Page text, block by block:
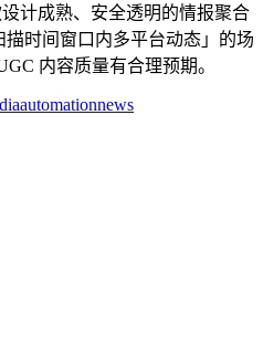
计成熟、安全透明的情报聚合
时间窗口内多平台动态」的场
内容质量有合理预期。
automationnews